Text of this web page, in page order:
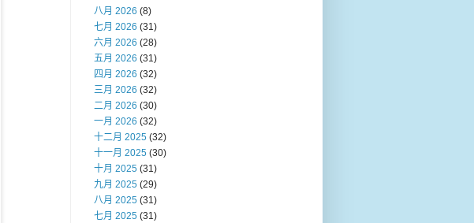
八月 2026 (8)
七月 2026 (31)
六月 2026 (28)
五月 2026 (31)
四月 2026 (32)
三月 2026 (32)
二月 2026 (30)
一月 2026 (32)
十二月 2025 (32)
十一月 2025 (30)
十月 2025 (31)
九月 2025 (29)
八月 2025 (31)
七月 2025 (31)